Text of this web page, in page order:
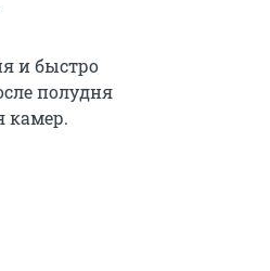
и быстро
полудня
камер.